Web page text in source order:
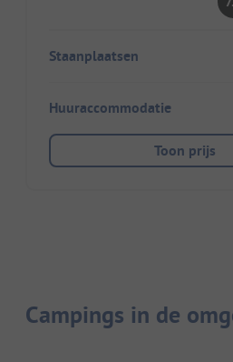
Staanplaatsen
Huuraccommodatie
Toon prijs
Campings in de